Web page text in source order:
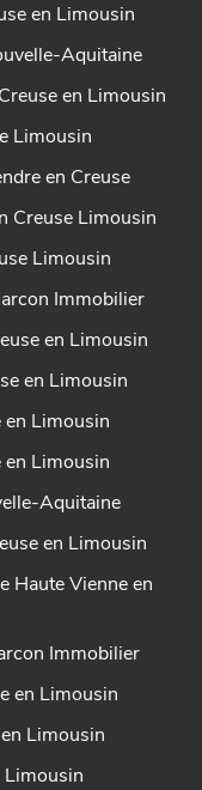
en Limousin
Aquitaine
en Limousin
Limousin
en Creuse
Creuse Limousin
Limousin
Immobilier
en Limousin
en Limousin
en Limousin
en Limousin
Aquitaine
en Limousin
Haute Vienne en
Immobilier
en Limousin
Limousin
Limousin